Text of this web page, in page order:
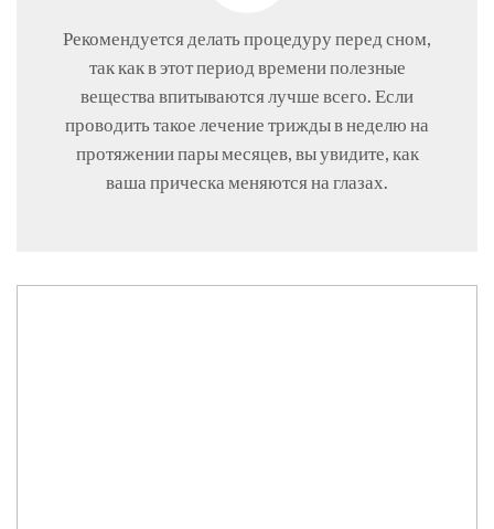
Рекомендуется делать процедуру перед сном,
так как в этот период времени полезные
вещества впитываются лучше всего. Если
проводить такое лечение трижды в неделю на
протяжении пары месяцев, вы увидите, как
ваша прическа меняются на глазах.